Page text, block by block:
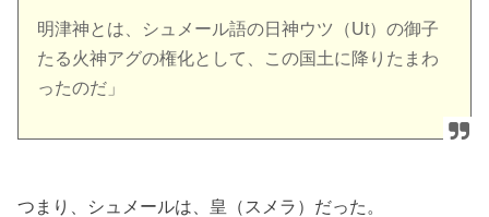
明津神とは、シュメール語の日神ウツ（Ut）の御子
たる火神アグの権化として、この国土に降りたまわ
ったのだ」
つまり、シュメールは、皇（スメラ）だった。